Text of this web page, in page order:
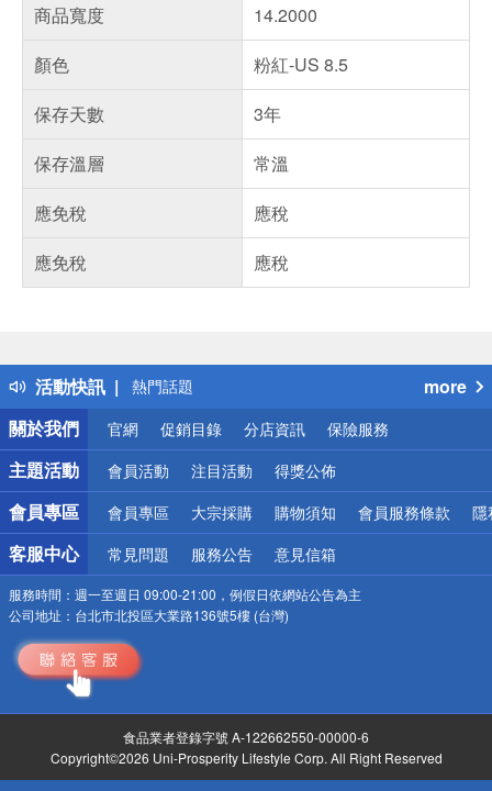
商品寬度
14.2000
顏色
粉紅-US 8.5
保存天數
3年
保存溫層
常溫
應免稅
應稅
應免稅
應稅
活動快訊
得獎公告
熱門話題
銀行優惠
偏遠地區配送
詐騙網頁！請小心！
more
關於我們
官網 促銷目錄 分店資訊 保險服務
主題活動 會員活動 注目活動 得獎公佈
會員專區 會員專區 大宗採購 購物須知 會員服務條款 隱
客服中心 常見問題 服務公告 意見信箱
服務時間： 週一至週日 09:00-21:00，例假日依網站公告為主
公司地址： 台北市北投區大業路136號5樓 (台灣)
食品業者登錄字號 A-122662550-00000-6
Copyright©2026 Uni-Prosperity Lifestyle Corp. All Right Reserved